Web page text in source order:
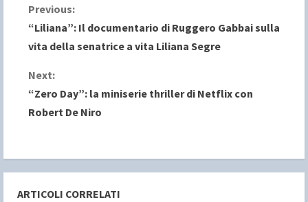
C
o
n
t
n
u
Previous:
“Liliana”: Il documentario di Ruggero Gabbai sulla
vita della senatrice a vita Liliana Segre
Next:
“Zero Day”: la miniserie thriller di Netflix con
Robert De Niro
ARTICOLI CORRELATI